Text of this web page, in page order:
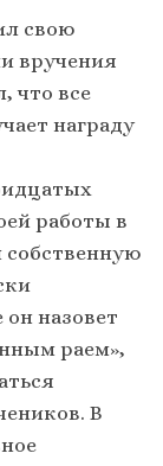
свою
вручения
что все
награду
работы в
собственную
назовет
раем»,
В